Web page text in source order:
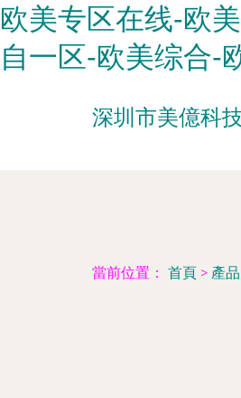
欧美专区在线-欧
自一区-欧美综合-
深圳市美億科
當前位置： 首頁 > 產